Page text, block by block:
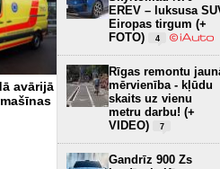
avārijā
Rīgā avarējusi luksusa
klases "McLaren"
automašīna
1
EREV – luksusa
Eiropas tirgum (+
FOTO)
4
Rīgas remontu
mērvienība - kļūdu
skaits uz vienu
metru darbu! (+
VIDEO)
7
Gandrīz 900 Zs